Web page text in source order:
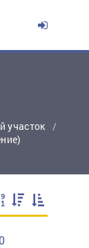
регистрацию
участок
покупки